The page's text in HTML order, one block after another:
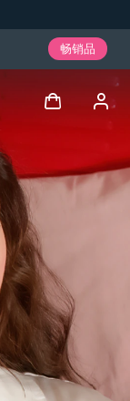
畅销品
登录
我的设备
我的订单
我的地址
中文